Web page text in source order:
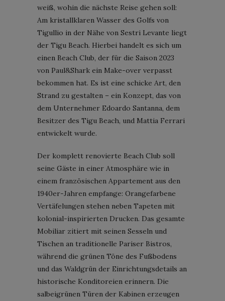
weiß, wohin die nächste Reise gehen soll:
Am kristallklaren Wasser des Golfs von
Tigullio in der Nähe von Sestri Levante liegt
der Tigu Beach. Hierbei handelt es sich um
einen Beach Club, der für die Saison 2023
von Paul&Shark ein Make-over verpasst
bekommen hat. Es ist eine schicke Art, den
Strand zu gestalten – ein Konzept, das von
dem Unternehmer Edoardo Santanna, dem
Besitzer des Tigu Beach, und Mattia Ferrari
entwickelt wurde.
Der komplett renovierte Beach Club soll
seine Gäste in einer Atmosphäre wie in
einem französischen Appartement aus den
1940er-Jahren empfange: Orangefarbene
Vertäfelungen stehen neben Tapeten mit
kolonial-inspirierten Drucken. Das gesamte
Mobiliar zitiert mit seinen Sesseln und
Tischen an traditionelle Pariser Bistros,
während die grünen Töne des Fußbodens
und das Waldgrün der Einrichtungsdetails an
historische Konditoreien erinnern. Die
salbeigrünen Türen der Kabinen erzeugen